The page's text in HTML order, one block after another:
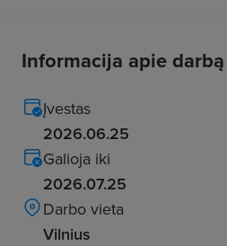
Informacija apie darbą
Įvestas
2026.06.25
Galioja iki
2026.07.25
Darbo vieta
Vilnius